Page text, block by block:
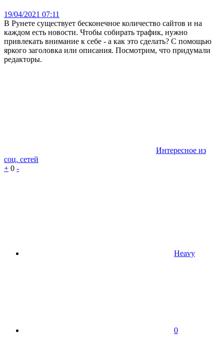
19/04/2021 07:11
В Рунете существует бесконечное количество сайтов и на
каждом есть новости. Чтобы собирать трафик, нужно
привлекать внимание к себе - а как это сделать? С помощью
яркого заголовка или описания. Посмотрим, что придумали
редакторы.
Интересное из
соц. сетей
+ 0 -
Heavy
0